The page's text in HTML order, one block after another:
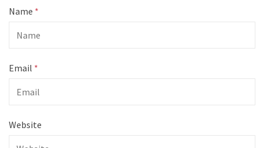
Name *
Email *
Website